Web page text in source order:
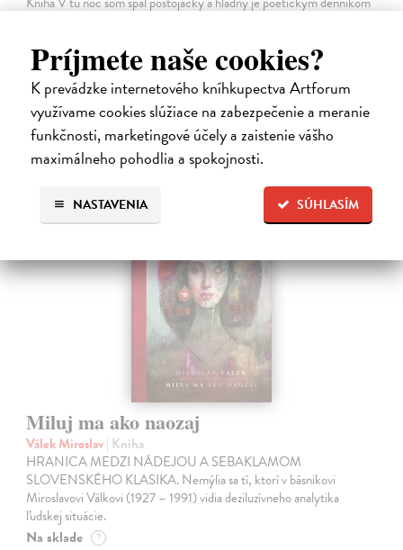
Príjmete naše cookies?
K prevádzke internetového kníhkupectva Artforum
využívame cookies slúžiace na zabezpečenie a meranie
funkčnosti, marketingové účely a zaistenie vášho
maximálneho pohodlia a spokojnosti.
SÚHLASÍM
NASTAVENIA
básnických…
Na sklade
14,85 €
16,50 € ?
na sklade
Miluj ma ako naozaj
Válek Miroslav| Kniha
HRANICA MEDZI NÁDEJOU A SEBAKLAMOM
SLOVENSKÉHO KLASIKA. Nemýlia sa tí, ktorí v básnikovi
Miroslavovi Válkovi (1927 – 1991) vidia deziluzívneho analytika
ľudskej situácie.
Na sklade ?